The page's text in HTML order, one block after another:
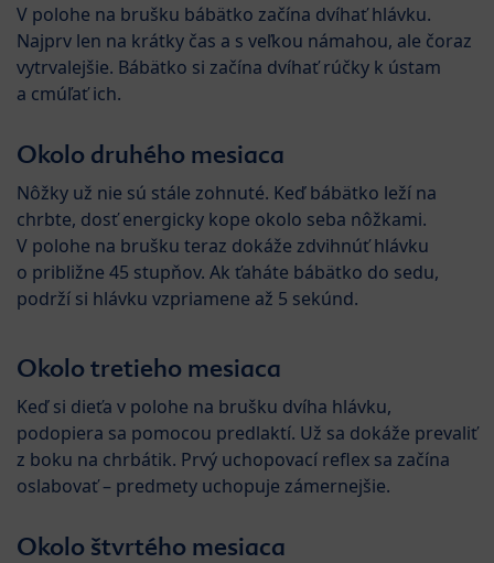
V polohe na brušku bábätko začína dvíhať hlávku.
Najprv len na krátky čas a s veľkou námahou, ale čoraz
vytrvalejšie. Bábätko si začína dvíhať rúčky k ústam
a cmúľať ich.
Okolo druhého mesiaca
Nôžky už nie sú stále zohnuté. Keď bábätko leží na
chrbte, dosť energicky kope okolo seba nôžkami.
V polohe na brušku teraz dokáže zdvihnúť hlávku
o približne 45 stupňov. Ak ťaháte bábätko do sedu,
podrží si hlávku vzpriamene až 5 sekúnd.
Okolo tretieho mesiaca
Keď si dieťa v polohe na brušku dvíha hlávku,
podopiera sa pomocou predlaktí. Už sa dokáže prevaliť
z boku na chrbátik. Prvý uchopovací reflex sa začína
oslabovať – predmety uchopuje zámernejšie.
Okolo štvrtého mesiaca